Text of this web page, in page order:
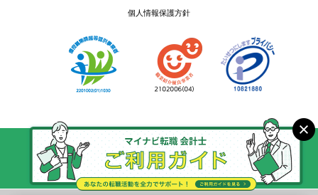
個人情報保護方針
Copyright © Mynavi Corporation